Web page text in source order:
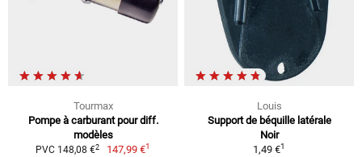
Tourmax
Pompe à carburant pour diff.
modèles
PVC 148,08 €2 147,99 €1
Louis
Support de béquille latérale
Noir
1,49 €1